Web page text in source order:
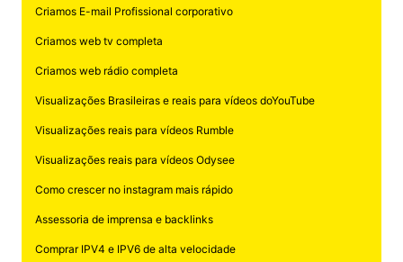
Criamos E-mail Profissional corporativo
Criamos web tv completa
Criamos web rádio completa
Visualizações Brasileiras e reais para vídeos doYouTube
Visualizações reais para vídeos Rumble
Visualizações reais para vídeos Odysee
Como crescer no instagram mais rápido
Assessoria de imprensa e backlinks
Comprar IPV4 e IPV6 de alta velocidade